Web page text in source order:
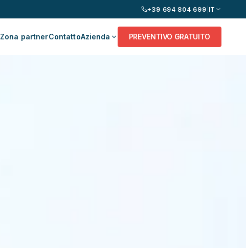
+39 694 804 699 IT
Zona partnerContattoAzienda PREVENTIVO GRATUITO